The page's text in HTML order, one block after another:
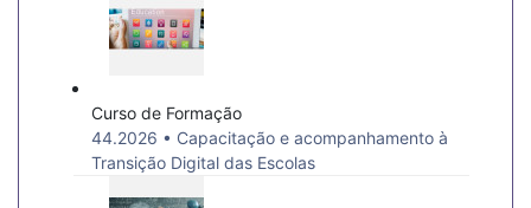
Curso de Formação
44.2026 • Capacitação e acompanhamento à
Transição Digital das Escolas